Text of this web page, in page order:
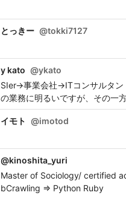
とっきー @tokki7127
y kato @ykato
SIer→事業会社→ITコンサルタン
の業務に明るいですが、その一
イモト @imotod
@kinoshita_yuri
Master of Sociology/ certified
bCrawling => Python Ruby